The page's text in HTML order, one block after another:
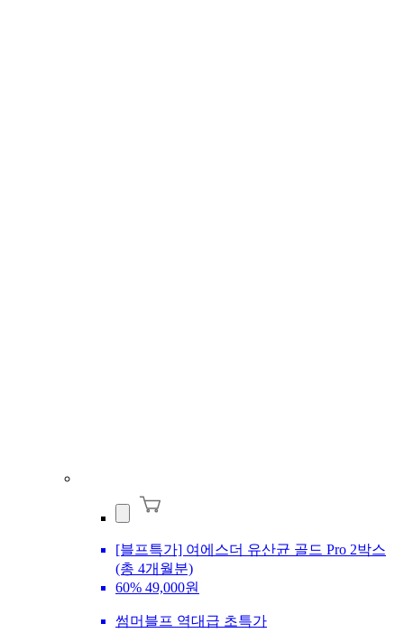
[블프특가] 여에스더 유산균 골드 Pro 2박스
(총 4개월분)
60% 49,000원
썸머블프 역대급 초특가